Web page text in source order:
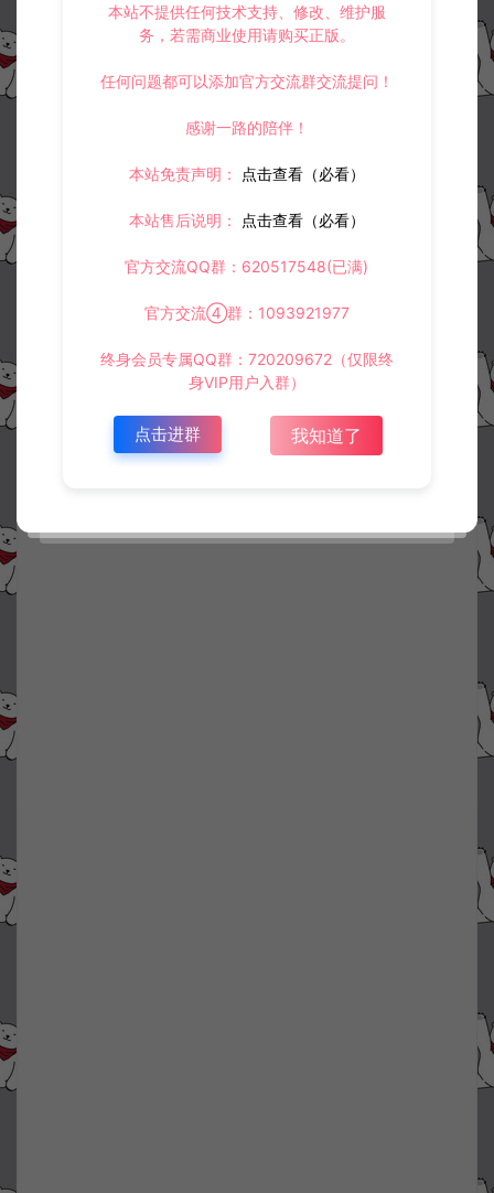
本站不提供任何技术支持、修改、维护服
务，若需商业使用请购买正版。
任何问题都可以添加官方交流群交流提问！
感谢一路的陪伴！
本站免责声明： 点击查看（必看）
本站售后说明： 点击查看（必看）
官方交流QQ群：620517548(已满)
官方交流④群：1093921977
终身会员专属QQ群：720209672（仅限终
身VIP用户入群）
点击进群 我知道了